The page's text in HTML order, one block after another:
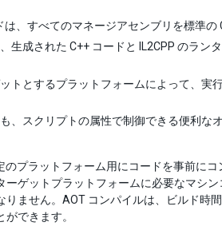
は、すべてのマネージアセンブリを標準の
生成された C++ コードと IL2CPP のラ
トとするプラットフォームによって、実
も、スクリプトの属性で制御できる便利な
のプラットフォーム用にコードを事前に
ーゲットプラットフォームに必要なマシ
りません。AOT コンパイルは、ビルド時
できます。